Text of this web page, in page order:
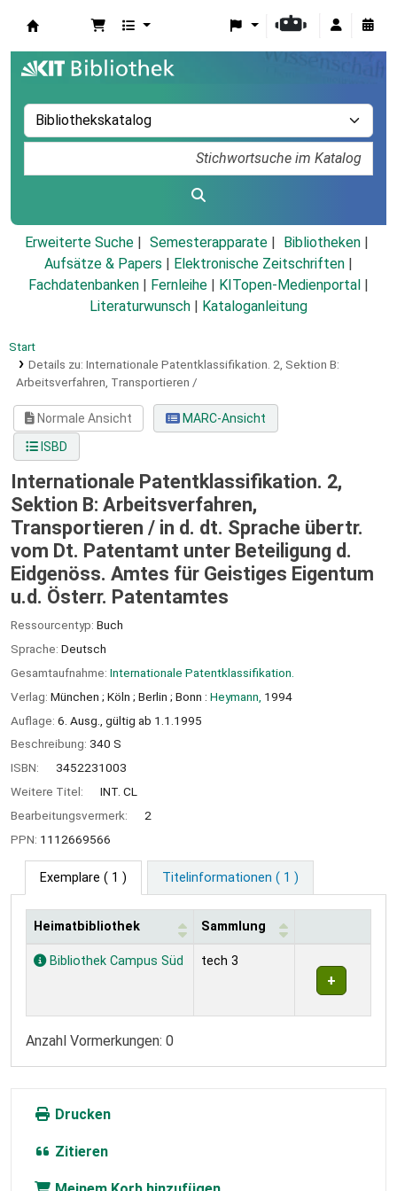
Erweiterte Suche Semesterapparate
Bibliotheken
Aufsätze & Papers
Elektronische Zeitschriften
Fachdatenbanken
Fernleihe KITopen-Medienportal
Literaturwunsch
Kataloganleitung
Start
Details zu: Internationale Patentklassifikation. 2, Sektion B:
Arbeitsverfahren, Transportieren /
Normale Ansicht
MARC-Ansicht
ISBD
Internationale Patentklassifikation. 2,
Sektion B: Arbeitsverfahren,
Transportieren / in d. dt. Sprache übertr.
vom Dt. Patentamt unter Beteiligung d.
Eidgenöss. Amtes für Geistiges Eigentum
u.d. Österr. Patentamtes
Ressourcentyp: Buch
Sprache: Deutsch
Gesamtaufnahme: Internationale Patentklassifikation.
Verlag: München ; Köln ; Berlin ; Bonn : Heymann, 1994
Auflage: 6. Ausg., gültig ab 1.1.1995
Beschreibung: 340 S
ISBN:
3452231003
Weitere Titel:
INT. CL
Bearbeitungsvermerk:
2
PPN: 1112669566
Exemplare ( 1 ) Titelinformationen ( 1 )
Exemplare
Heimatbibliothek Sammlung
Bibliothek Campus Süd tech 3
Anzahl Vormerkungen: 0
Drucken
Zitieren